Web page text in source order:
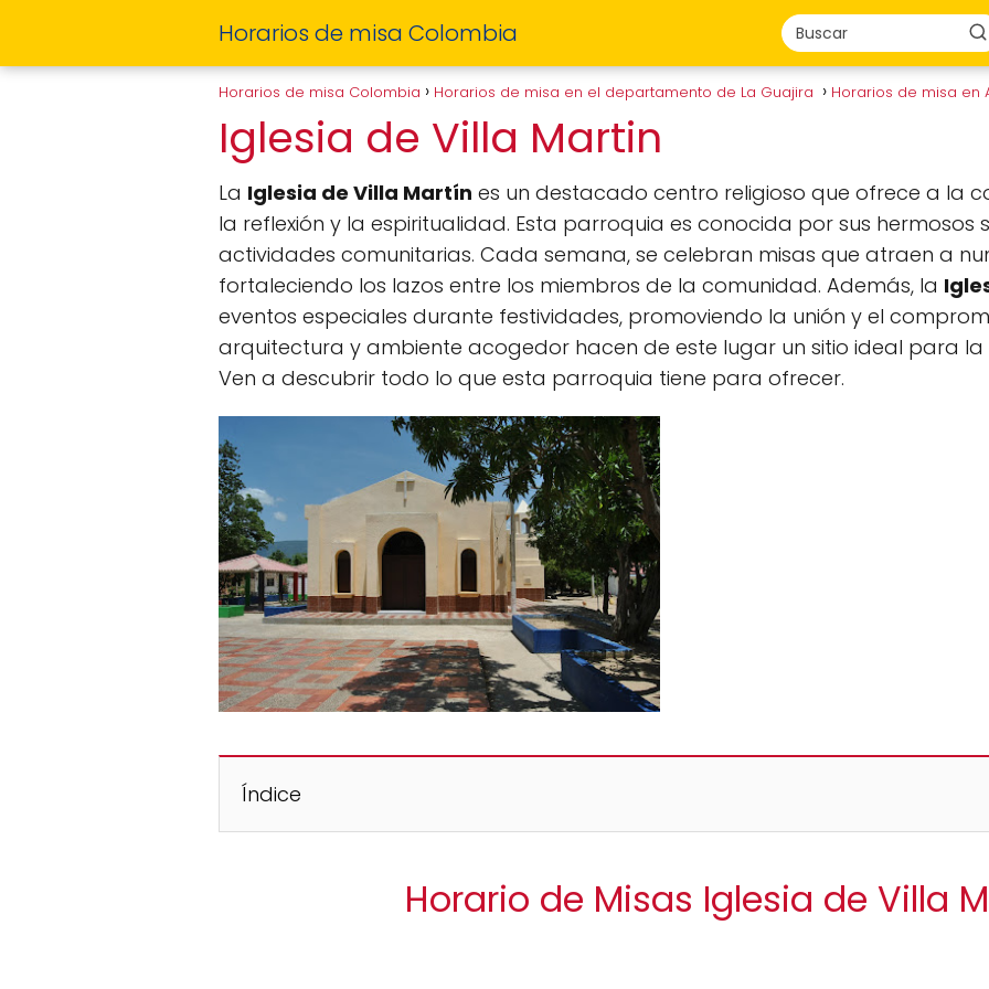
Horarios de misa Colombia
Horarios de misa Colombia Horarios de misa en el departamento de La Guajira Horarios de misa en
Iglesia de Villa Martin
La Iglesia de Villa Martín es un destacado centro religioso que ofrece a la
la reflexión y la espiritualidad. Esta parroquia es conocida por sus hermosos
actividades comunitarias. Cada semana, se celebran misas que atraen a
fortaleciendo los lazos entre los miembros de la comunidad. Además, la
eventos especiales durante festividades, promoviendo la unión y el
arquitectura y ambiente acogedor hacen de este lugar un sitio ideal para
Ven a descubrir todo lo que esta parroquia tiene para ofrecer.
Índice
Horario de Misas Iglesia de Villa